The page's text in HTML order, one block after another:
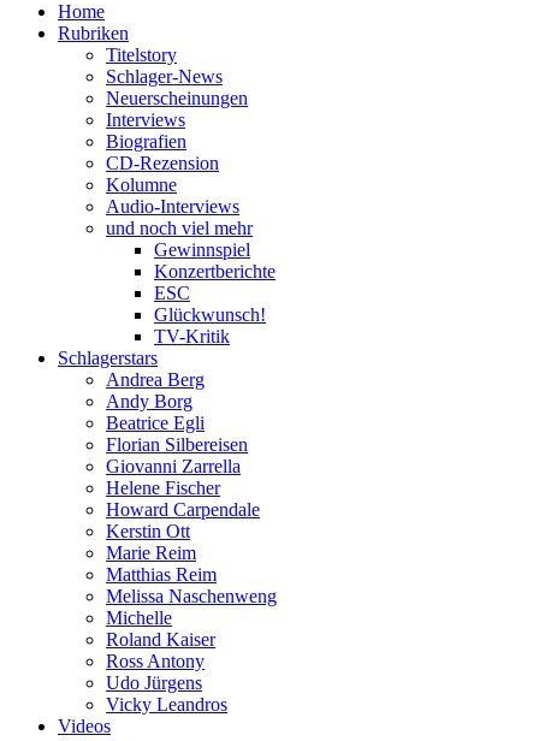
Home
Rubriken
Titelstory
Schlager-News
Neuerscheinungen
Interviews
Biografien
CD-Rezension
Kolumne
Audio-Interviews
und noch viel mehr
Gewinnspiel
Konzertberichte
ESC
Glückwunsch!
TV-Kritik
Schlagerstars
Andrea Berg
Andy Borg
Beatrice Egli
Florian Silbereisen
Giovanni Zarrella
Helene Fischer
Howard Carpendale
Kerstin Ott
Marie Reim
Matthias Reim
Melissa Naschenweng
Michelle
Roland Kaiser
Ross Antony
Udo Jürgens
Vicky Leandros
Videos